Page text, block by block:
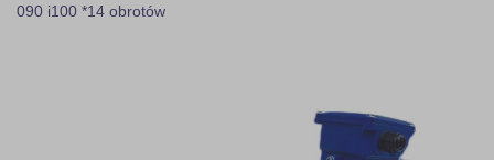
090 i100 *14 obrotów